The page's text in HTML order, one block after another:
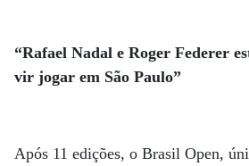
“Rafael Nadal e Roger Federer
vir jogar em São Paulo”
Após 11 edições, o Brasil Open,